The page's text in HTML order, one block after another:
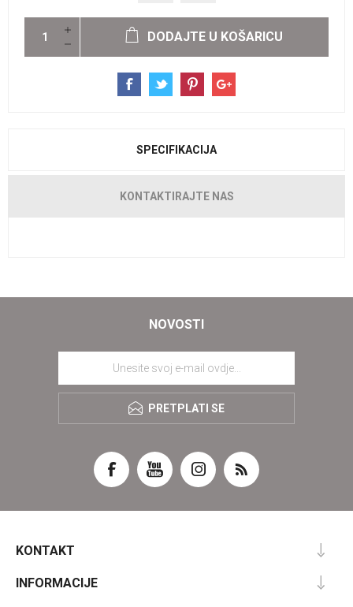
DODAJTE U KOŠARICU
SPECIFIKACIJA
KONTAKTIRAJTE NAS
NOVOSTI
PRETPLATI SE
KONTAKT
INFORMACIJE